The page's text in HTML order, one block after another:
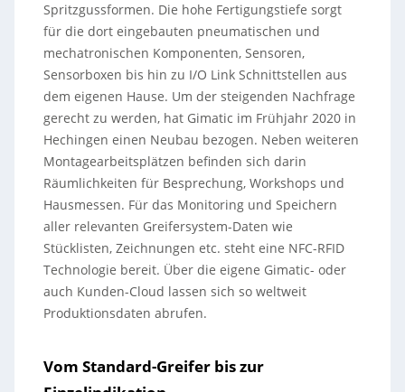
Spritzgussformen. Die hohe Fertigungstiefe sorgt
für die dort eingebauten pneumatischen und
mechatronischen Komponenten, Sensoren,
Sensorboxen bis hin zu I/O Link Schnittstellen aus
dem eigenen Hause. Um der steigenden Nachfrage
gerecht zu werden, hat Gimatic im Frühjahr 2020 in
Hechingen einen Neubau bezogen. Neben weiteren
Montagearbeitsplätzen befinden sich darin
Räumlichkeiten für Besprechung, Workshops und
Hausmessen. Für das Monitoring und Speichern
aller relevanten Greifersystem-Daten wie
Stücklisten, Zeichnungen etc. steht eine NFC-RFID
Technologie bereit. Über die eigene Gimatic- oder
auch Kunden-Cloud lassen sich so weltweit
Produktionsdaten abrufen.
Vom Standard-Greifer bis zur